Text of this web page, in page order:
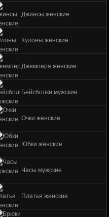
Джинсы женские
Кулоны женские
Джемпера женские
Бейсболки мужские
Очки женские
Юбки женские
Часы мужские
Платья женские